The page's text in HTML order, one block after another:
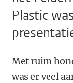
Plastic
Met ruim
was er veel